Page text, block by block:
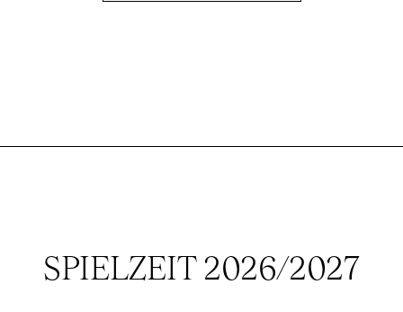
SPIELZEIT 2026/2027